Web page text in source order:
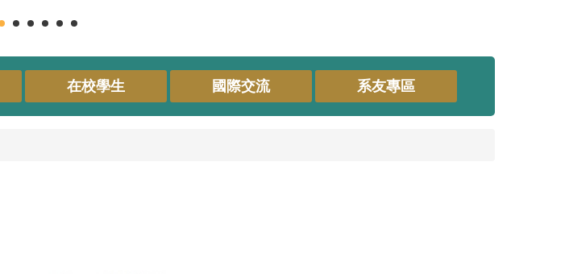
在校學生 國際交流 系友專區